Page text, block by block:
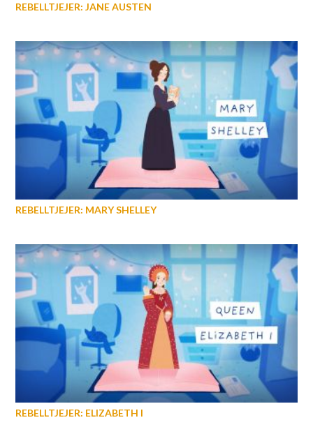
REBELLTJEJER: JANE AUSTEN
REBELLTJEJER: MARY SHELLEY
REBELLTJEJER: ELIZABETH I